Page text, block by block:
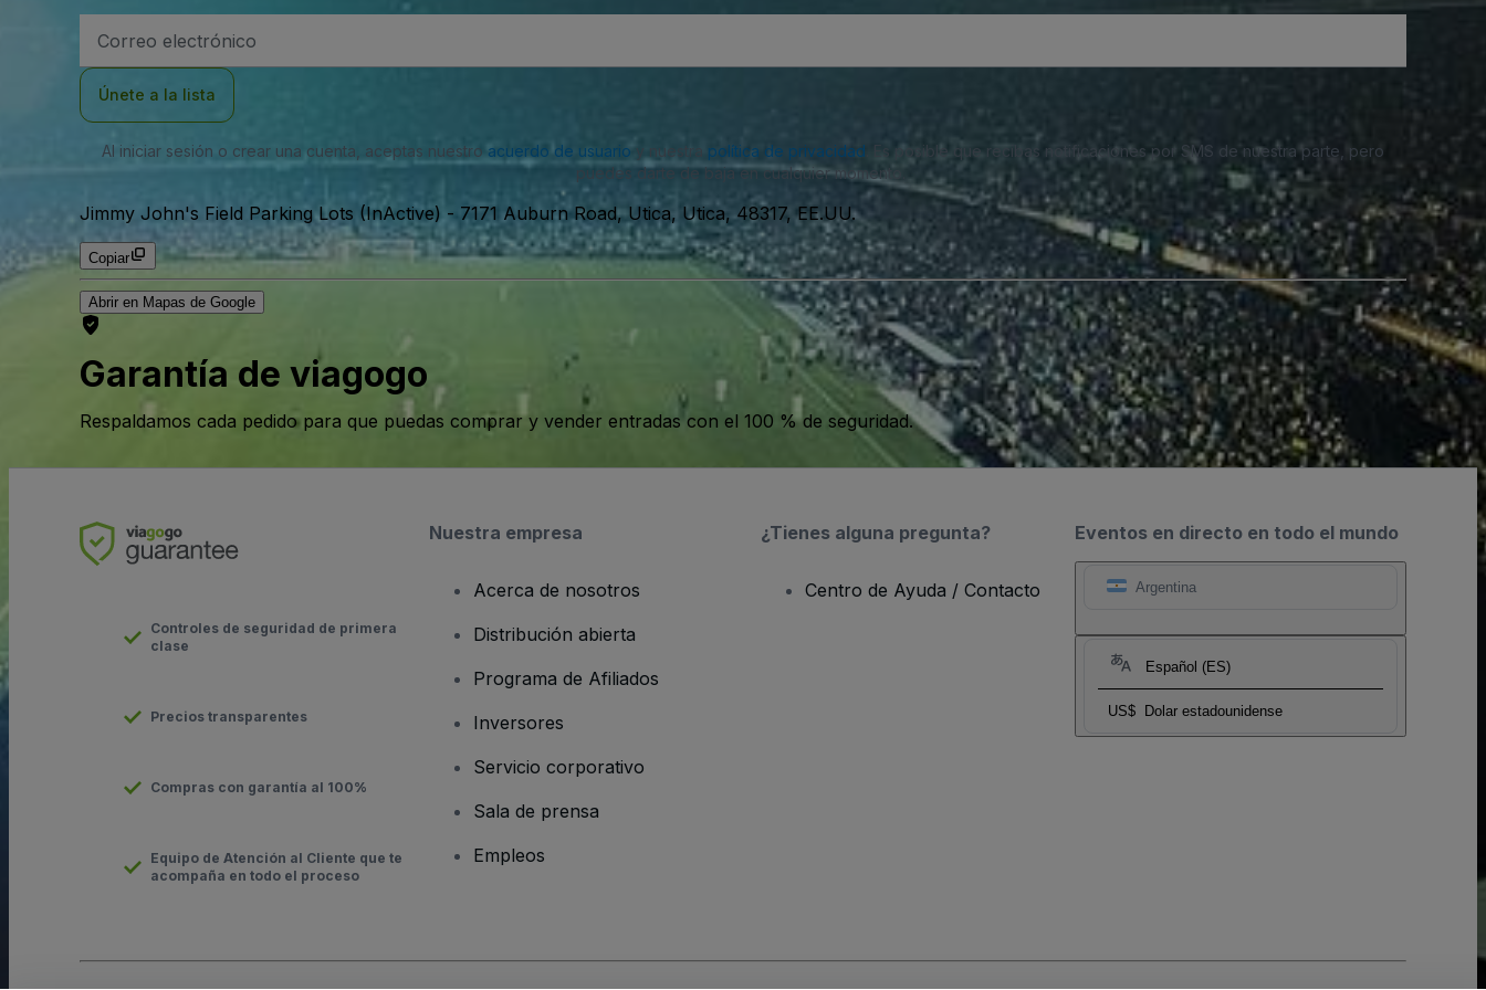
de
Únete a la lista
Al iniciar sesión o crear una cuenta, aceptas nuestro acuerdo de usuarioy nuestra política de privacidad . Es posible que recibas notificaciones por SMS de nuestra parte, pero
puedes darte de baja en cualquier momento.
Jimmy John's Field Parking Lots (InActive) - 7171 Auburn Road, Utica, Utica, 48317, EE.UU.
Copiar
Abrir en Mapas de Google
Garantía de viagogo
Respaldamos cada pedido para que puedas comprar y vender entradas con el 100 % de seguridad.
Eventos en directo en todo el mundo
Argentina
Español (ES)
US$ Dolar estadounidense
Controles de seguridad de primera
clase
Precios transparentes
Compras con garantía al 100%
Equipo de Atención al Cliente que te
acompaña en todo el proceso
Nuestra empresa
Acerca de nosotros
Distribución abierta
Programa de Afiliados
Inversores
Servicio corporativo
Sala de prensa
Empleos
¿Tienes alguna pregunta?
Centro de Ayuda / Contacto